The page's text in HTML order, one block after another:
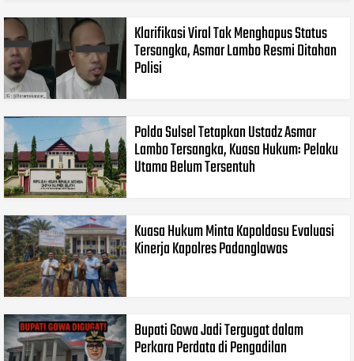
Klarifikasi Viral Tak Menghapus Status
Tersangka, Asmar Lambo Resmi Ditahan
Polisi
Polda Sulsel Tetapkan Ustadz Asmar
Lambo Tersangka, Kuasa Hukum: Pelaku
Utama Belum Tersentuh
Kuasa Hukum Minta Kapoldasu Evaluasi
Kinerja Kapolres Padanglawas
Bupati Gowa Jadi Tergugat dalam
Perkara Perdata di Pengadilan